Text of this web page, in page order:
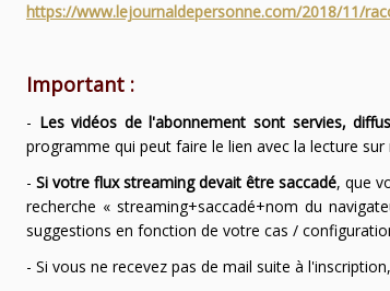
https://www.lejournaldepersonne.com/2018/11/
Important :
- Les vidéos de l'abonnement sont servies,
programme qui peut faire le lien avec la lecture sur
- Si votre flux streaming devait être saccadé, que
recherche « streaming+saccadé+nom du
suggestions en fonction de votre cas /
- Si vous ne recevez pas de mail suite à